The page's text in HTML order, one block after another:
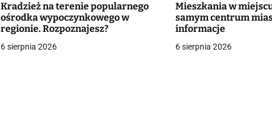
g
a
Kradzież na terenie popularnego
ośrodka wypoczynkowego w
regionie. Rozpoznajesz?
6 sierpnia 2026
Mieszkania w
samym centrum
informacje
6 sierpnia 2026